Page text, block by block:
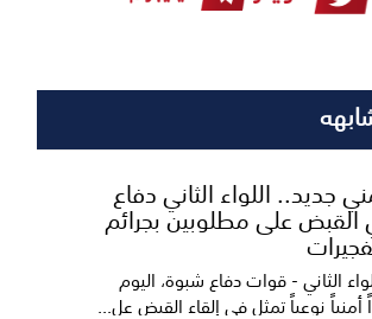
جديد.. اللواء الثاني دفاع
على مطلوبين بجرائم
الثاني - قوات دفاع شبوة، اليوم
أمنياً نوعياً تمثل في إلقاء القبض عل...